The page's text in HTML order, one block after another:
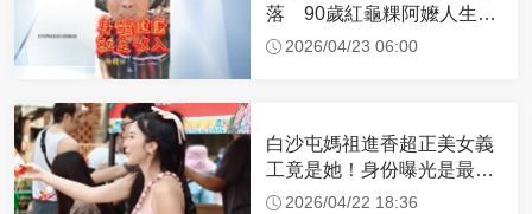
落 90歲紅龜粿阿嬤人生謝
幕2026/04/23 06:00
白沙屯媽祖進香超正美女義
工竟是她！身份曝光是最美
禮生 一輩子不結婚
2026/04/22 18:36